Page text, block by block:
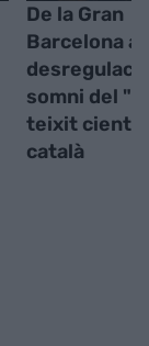
De la Gran
Barcelona a
somni del
teixit
català